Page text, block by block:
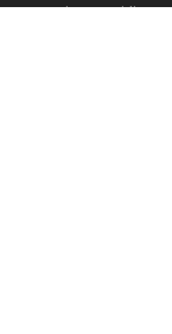
yönetim üyesidir.